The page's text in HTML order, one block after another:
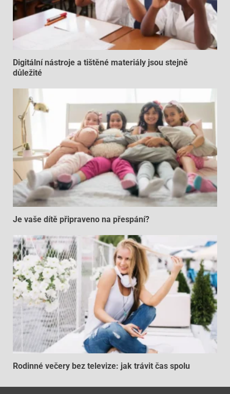
Digitální nástroje a tištěné materiály jsou stejně
důležité
Je vaše dítě připraveno na přespání?
Rodinné večery bez televize: jak trávit čas spolu